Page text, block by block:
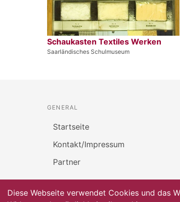
Schaukasten Textiles Werken
Saarländisches Schulmuseum
GENERAL
Startseite
Kontakt/Impressum
Partner
Diese Webseite verwendet Cookies und das